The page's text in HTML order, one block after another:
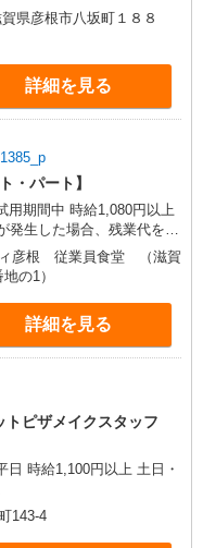
県彦根市八坂町１８８
詳細を見る
・パート】
す。
彦根 従業員食堂 （滋賀
の1）
詳細を見る
ピザメイクスタッフ
日 時給1,100円以上 土日・
143-4